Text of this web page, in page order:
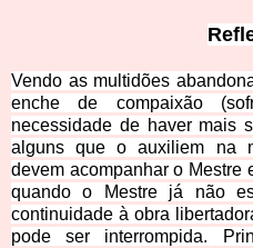
Vendo as multidões
enche de compaixão
necessidade de haver mais
alguns que o auxiliem na
devem acompanhar o Mestre
quando o Mestre já não
continuidade à obra
pode ser interrompida.